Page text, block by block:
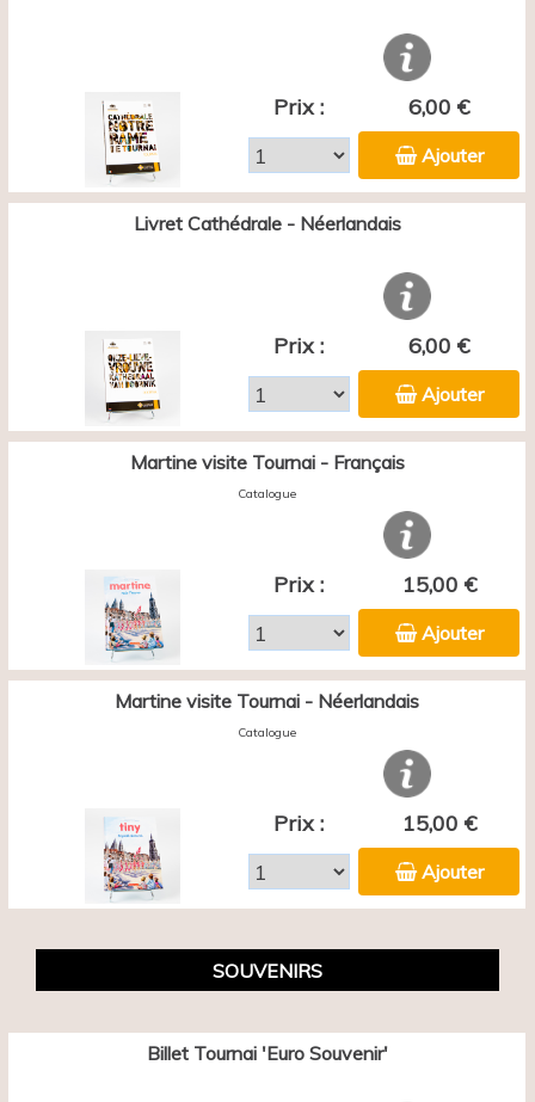
Prix : 6,00 €
Ajouter
Livret Cathédrale - Néerlandais
Prix : 6,00 €
Ajouter
Martine visite Tournai - Français
Catalogue
Prix : 15,00 €
Ajouter
Martine visite Tournai - Néerlandais
Catalogue
Prix : 15,00 €
Ajouter
SOUVENIRS
Billet Tournai 'Euro Souvenir'